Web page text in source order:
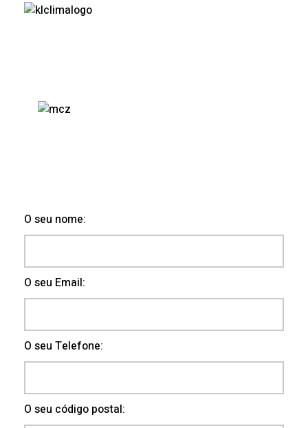
O seu nome:
O seu Email:
O seu Telefone:
O seu código postal: